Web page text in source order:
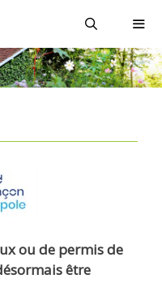
ou de permis de
être